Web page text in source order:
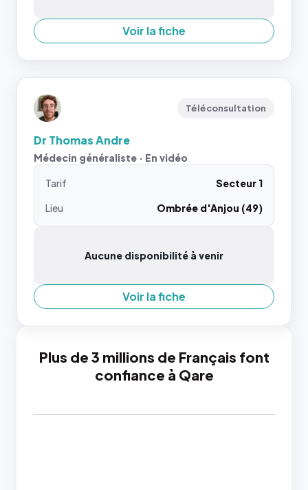
Voir la fiche
Téléconsultation
Dr Thomas Andre
Médecin généraliste · En vidéo
Tarif
Secteur 1
Lieu
Ombrée d'Anjou (49)
Aucune disponibilité à venir
Voir la fiche
Plus de 3 millions de Français font
confiance à Qare